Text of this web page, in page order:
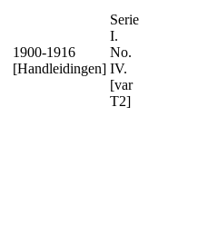
1900-1916
[Handleidingen]
Serie
I.
No.
IV.
[var
T2]